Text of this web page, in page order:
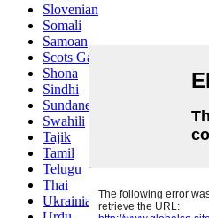
Slovenian
Somali
Samoan
Scots Gaelic
Shona
Sindhi
Sundanese
Swahili
Tajik
Tamil
Telugu
Thai
Ukrainian